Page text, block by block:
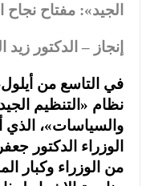
الجيد»: مفتاح نجاح
إنجاز – الدكتور
في التاسع من
نظام «التنظيم
والسياسات»، الذي
الوزراء الدكتور
من الوزراء وكبار